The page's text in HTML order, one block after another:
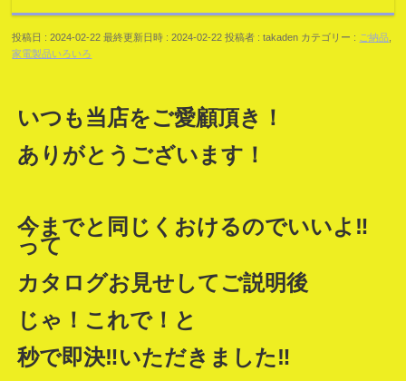
投稿日 : 2024-02-22 最終更新日時 : 2024-02-22 投稿者 :takaden カテゴリー : ご納品
家電製品いろいろ
いつも当店をご愛顧頂き！
ありがとうございます！
今までと同じくおけるのでいいよ‼
って
カタログお見せしてご説明後
じゃ！これで！と
秒で即決‼いただきました‼